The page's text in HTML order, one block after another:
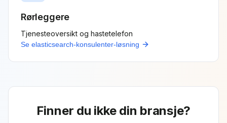
Rørleggere
Tjenesteoversikt og hastetelefon
Se elasticsearch-konsulenter-løsning
Finner du ikke din bransje?